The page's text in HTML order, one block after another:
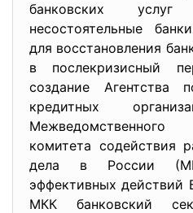
банковских
несостоятельные
для восстановления
в послекризисный
создание Агентства
кредитных
Межведомственного
комитета содействия
дела в России
эффективных действий
МКК банковский